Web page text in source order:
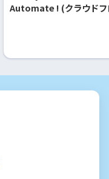
Automate ! (クラウドフ